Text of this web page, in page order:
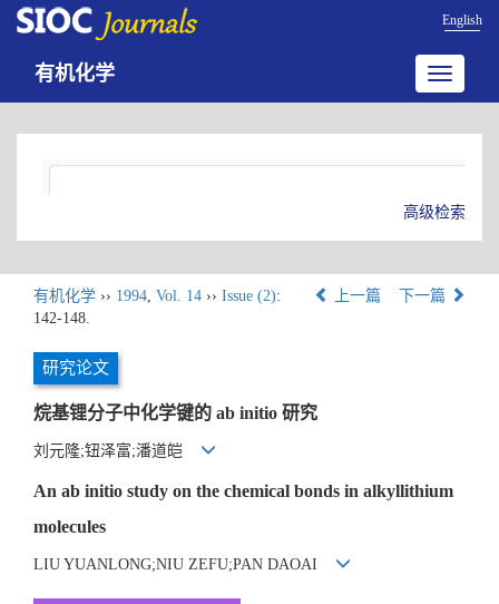
English
Toggle
有机化学
高级检索
有机化学 ›› 1994, Vol. 14 ›› Issue (2):
142-148.
上一篇 下一篇
研究论文
烷基锂分子中化学键的 ab initio 研究
刘元隆;钮泽富;潘道皑
An ab initio study on the chemical bonds in alkyllithium
molecules
LIU YUANLONG;NIU ZEFU;PAN DAOAI